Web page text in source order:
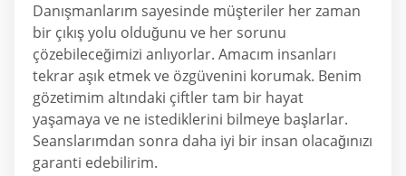
Danışmanlarım sayesinde müşteriler her zaman
bir çıkış yolu olduğunu ve her sorunu
çözebileceğimizi anlıyorlar. Amacım insanları
tekrar aşık etmek ve özgüvenini korumak. Benim
gözetimim altındaki çiftler tam bir hayat
yaşamaya ve ne istediklerini bilmeye başlarlar.
Seanslarımdan sonra daha iyi bir insan olacağınızı
garanti edebilirim.